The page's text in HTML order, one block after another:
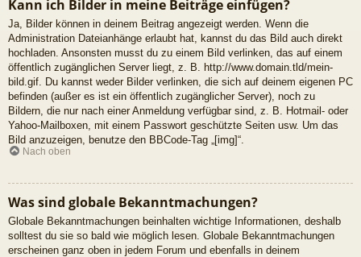
Kann ich Bilder in meine Beiträge einfügen?
Ja, Bilder können in deinem Beitrag angezeigt werden. Wenn die
Administration Dateianhänge erlaubt hat, kannst du das Bild auch direkt
hochladen. Ansonsten musst du zu einem Bild verlinken, das auf einem
öffentlich zugänglichen Server liegt, z. B. http://www.domain.tld/mein-
bild.gif. Du kannst weder Bilder verlinken, die sich auf deinem eigenen PC
befinden (außer es ist ein öffentlich zugänglicher Server), noch zu
Bildern, die nur nach einer Anmeldung verfügbar sind, z. B. Hotmail- oder
Yahoo-Mailboxen, mit einem Passwort geschützte Seiten usw. Um das
Bild anzuzeigen, benutze den BBCode-Tag „[img]“.
Nach oben
Was sind globale Bekanntmachungen?
Globale Bekanntmachungen beinhalten wichtige Informationen, deshalb
solltest du sie so bald wie möglich lesen. Globale Bekanntmachungen
erscheinen ganz oben in jedem Forum und ebenfalls in deinem